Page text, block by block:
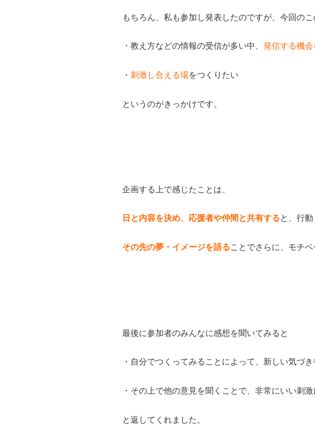
もちろん、私も参加し発表したのですが、今回の
・教え方などの情報の受信が多い中、 発信する機会
・ 刺激し合える場をつくりたい
というのがきっかけです。
企画する上で感じたことは、
日と内容を決め、応援者や仲間と共有する と、行
その先の夢・イメージを語る ことでさらに、モチ
最後に参加者のみんなに感想を聞いてみると
・自分でつくってみることによって、新しい気づ
・その上で他の意見を聞くことで、非常にいい刺激
と返してくれました。